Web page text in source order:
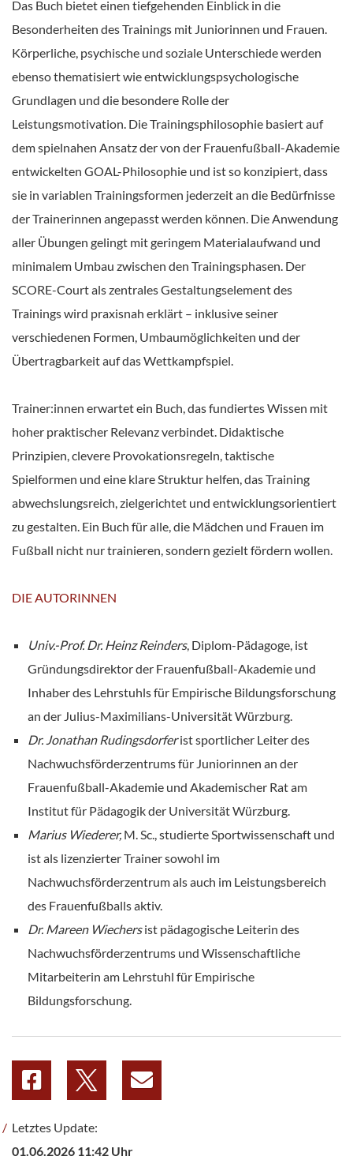
Das Buch bietet einen tiefgehenden Einblick in die
Besonderheiten des Trainings mit Juniorinnen und Frauen.
Körperliche, psychische und soziale Unterschiede werden
ebenso thematisiert wie entwicklungspsychologische
Grundlagen und die besondere Rolle der
Leistungsmotivation. Die Trainingsphilosophie basiert auf
dem spielnahen Ansatz der von der Frauenfußball-Akademie
entwickelten GOAL-Philosophie und ist so konzipiert, dass
sie in variablen Trainingsformen jederzeit an die Bedürfnisse
der Trainerinnen angepasst werden können. Die Anwendung
aller Übungen gelingt mit geringem Materialaufwand und
minimalem Umbau zwischen den Trainingsphasen. Der
SCORE-Court als zentrales Gestaltungselement des
Trainings wird praxisnah erklärt – inklusive seiner
verschiedenen Formen, Umbaumöglichkeiten und der
Übertragbarkeit auf das Wettkampfspiel.
Trainer:innen erwartet ein Buch, das fundiertes Wissen mit
hoher praktischer Relevanz verbindet. Didaktische
Prinzipien, clevere Provokationsregeln, taktische
Spielformen und eine klare Struktur helfen, das Training
abwechslungsreich, zielgerichtet und entwicklungsorientiert
zu gestalten. Ein Buch für alle, die Mädchen und Frauen im
Fußball nicht nur trainieren, sondern gezielt fördern wollen.
DIE AUTORINNEN
Univ.-Prof. Dr. Heinz Reinders, Diplom-Pädagoge, ist
Gründungsdirektor der Frauenfußball-Akademie und
Inhaber des Lehrstuhls für Empirische Bildungsforschung
an der Julius-Maximilians-Universität Würzburg.
Dr. Jonathan Rudingsdorferist sportlicher Leiter des
Nachwuchsförderzentrums für Juniorinnen an der
Frauenfußball-Akademie und Akademischer Rat am
Institut für Pädagogik der Universität Würzburg.
Marius Wiederer, M. Sc., studierte Sportwissenschaft und
ist als lizenzierter Trainer sowohl im
Nachwuchsförderzentrum als auch im Leistungsbereich
des Frauenfußballs aktiv.
Dr. Mareen Wiechersist pädagogische Leiterin des
Nachwuchsförderzentrums und Wissenschaftliche
Mitarbeiterin am Lehrstuhl für Empirische
Bildungsforschung.
Letztes Update:
01.06.2026 11:42 Uhr